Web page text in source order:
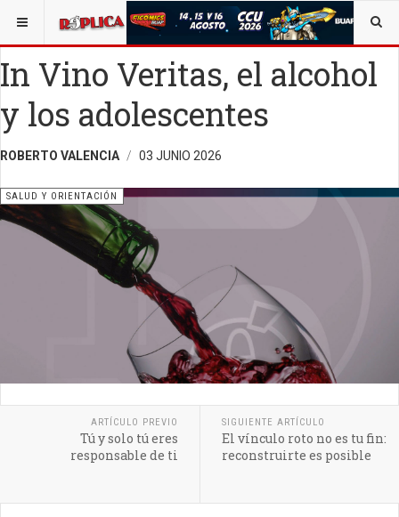
ESTÁ AQUÍ: SALUD OPINIÓN RÉPLICA
In Vino Veritas, el alcohol
y los adolescentes
ROBERTO VALENCIA 03 JUNIO 2026
SALUD Y ORIENTACIÓN
ARTÍCULO PREVIO
Tú y solo tú eres
responsable de ti
SIGUIENTE ARTÍCULO
El vínculo roto no es tu fin:
reconstruirte es posible